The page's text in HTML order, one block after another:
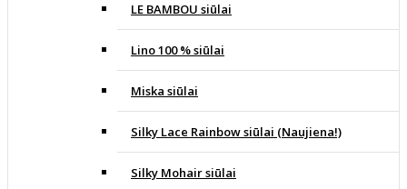
LE BAMBOU siūlai
Lino 100 % siūlai
Miska siūlai
Silky Lace Rainbow siūlai (Naujiena!)
Silky Mohair siūlai